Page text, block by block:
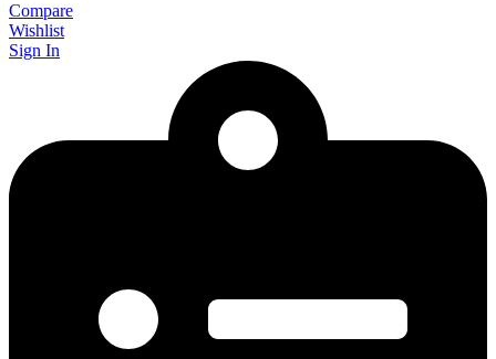
Compare
Wishlist
Sign In